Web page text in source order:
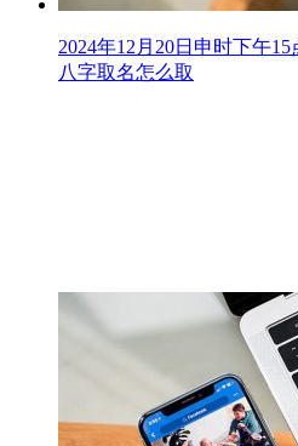
2024年12月20日申时下午
八字取名怎么取